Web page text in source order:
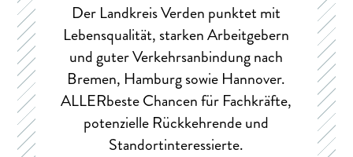
Der Landkreis Verden punktet mit
Lebensqualität, starken Arbeitgebern
und guter Verkehrsanbindung nach
Bremen, Hamburg sowie Hannover.
ALLERbeste Chancen für Fachkräfte,
potenzielle Rückkehrende und
Standortinteressierte.